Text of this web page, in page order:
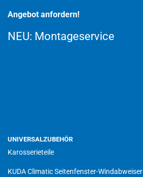
Angebot anfordern!
NEU: Montageservice
UNIVERSALZUBEHÖR
Karosserieteile
KUDA Climatic Seitenfenster-Windabweiser